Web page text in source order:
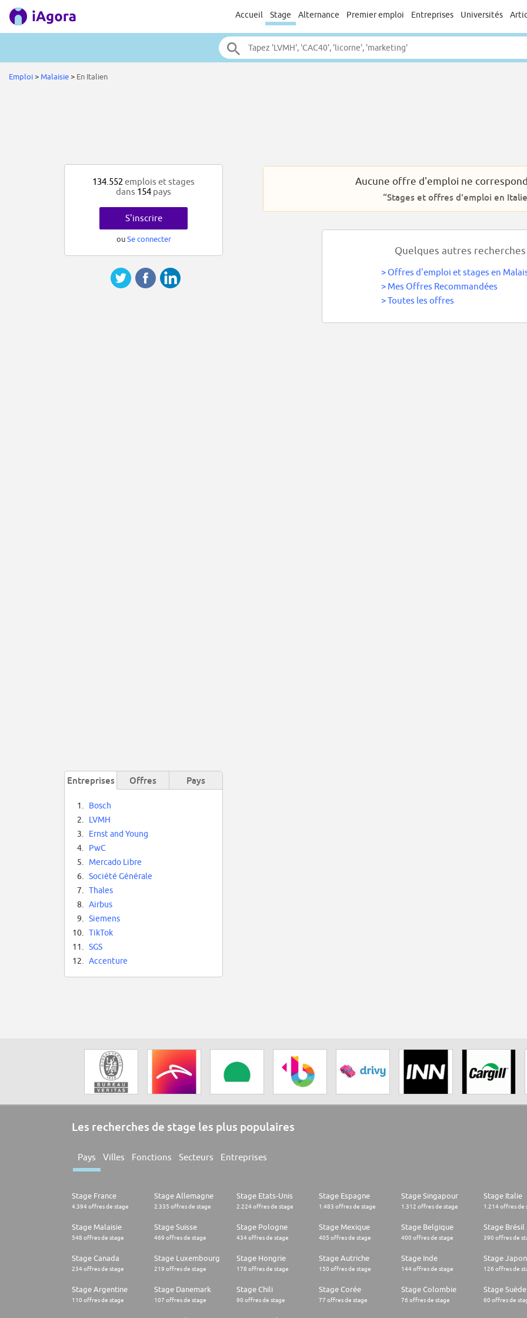
Accueil Stage Alternance Premier emploi Entreprises Universités
Emploi> Malaisie> En Italien
Aucune offre d'emploi ne
“Stages et offres d'emploi en
Quelques autres
> Offres d'emploi et stages en
> Mes Offres Recommandées
>Toutes les offres
134.552 emplois et stages
dans 154 pays
S'inscrire
ouSe connecter
Entreprises Offres Pays
1.
Bosch
2.
LVMH
3.
Ernst and Young
4.
PwC
5.
Mercado Libre
6.
Société Générale
7.
Thales
8.
Airbus
9.
Siemens
10.
TikTok
11.
SGS
12.
Accenture
Les recherches de stage les plus populaires
Pays Villes Fonctions Secteurs Entreprises
Stage France
4.394 offres de stage
Stage Allemagne
2.335 offres de stage
Stage Etats-Unis
2.224 offres de stage
Stage Espagne
1.483 offres de stage
Stage Singapour
1.312 offres de stage
Stage Italie
1.214 offres de
Stage Malaisie
548 offres de stage
Stage Suisse
469 offres de stage
Stage Pologne
434 offres de stage
Stage Mexique
405 offres de stage
Stage Belgique
400 offres de stage
Stage Brésil
390 offres de
Stage Canada
234 offres de stage
Stage Luxembourg
219 offres de stage
Stage Hongrie
178 offres de stage
Stage Autriche
150 offres de stage
Stage Inde
144 offres de stage
Stage Japon
126 offres de
Stage Argentine
110 offres de stage
Stage Danemark
107 offres de stage
Stage Chili
90 offres de stage
Stage Corée
77 offres de stage
Stage Colombie
76 offres de stage
Stage Suède
60 offres de